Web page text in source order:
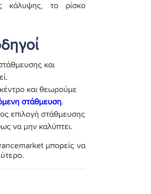
κάλυψης, το ρίσκο
και
και θεωρούμε
στάθμευση.
επιλογή στάθμευσης
να μην καλύπτει.
μπορείς να